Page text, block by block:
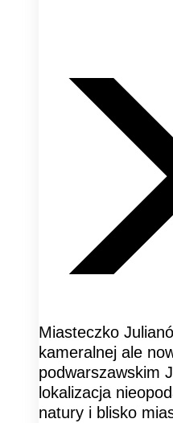
Miasteczko
kameralnej ale
podwarszawskim
lokalizacja
natury i blisko